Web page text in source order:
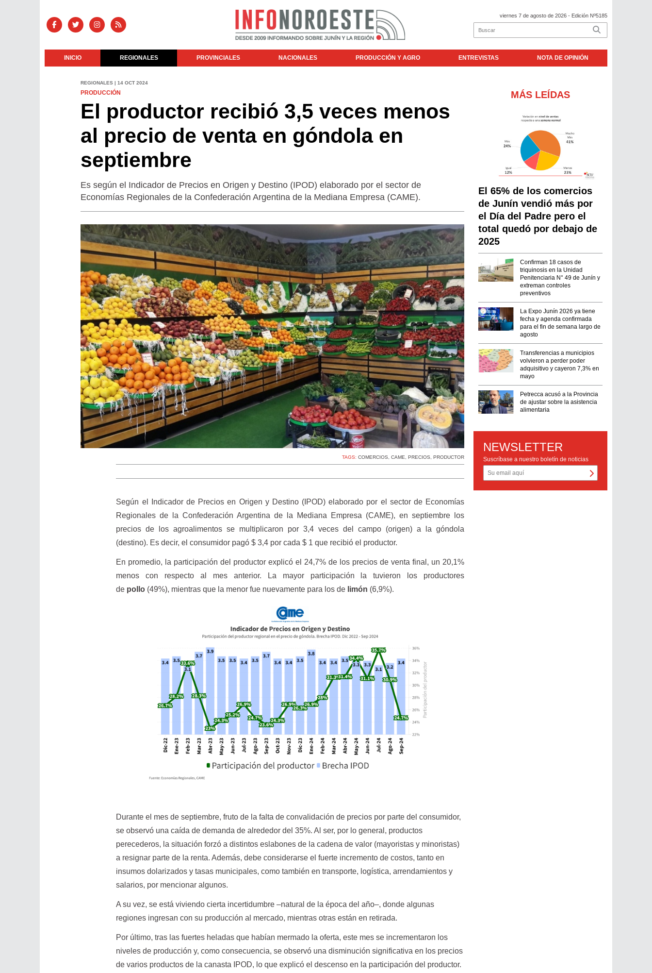
viernes 7 de agosto de 2026 - Edición Nº5185
INICIO REGIONALES PROVINCIALES NACIONALES PRODUCCIÓN Y AGRO ENTREVISTAS NOTA DE OPINIÓN
REGIONALES | 14 OCT 2024
PRODUCCIÓN
El productor recibió 3,5 veces menos
al precio de venta en góndola en
septiembre
Es según el Indicador de Precios en Origen y Destino (IPOD) elaborado por el sector de
Economías Regionales de la Confederación Argentina de la Mediana Empresa (CAME).
TAGS:COMERCIOS ,CAME ,PRECIOS ,PRODUCTOR
Según el Indicador de Precios en Origen y Destino (IPOD) elaborado por el sector de Economías
Regionales de la Confederación Argentina de la Mediana Empresa (CAME), en septiembre los
precios de los agroalimentos se multiplicaron por 3,4 veces del campo (origen) a la góndola
(destino). Es decir, el consumidor pagó $ 3,4 por cada $ 1 que recibió el productor.
En promedio, la participación del productor explicó el 24,7% de los precios de venta final, un 20,1%
menos con respecto al mes anterior. La mayor participación la tuvieron los productores
de pollo (49%), mientras que la menor fue nuevamente para los de limón (6,9%).
Durante el mes de septiembre, fruto de la falta de convalidación de precios por parte del consumidor,
se observó una caída de demanda de alrededor del 35%. Al ser, por lo general, productos
perecederos, la situación forzó a distintos eslabones de la cadena de valor (mayoristas y minoristas)
a resignar parte de la renta. Además, debe considerarse el fuerte incremento de costos, tanto en
insumos dolarizados y tasas municipales, como también en transporte, logística, arrendamientos y
salarios, por mencionar algunos.
A su vez, se está viviendo cierta incertidumbre –natural de la época del año–, donde algunas
regiones ingresan con su producción al mercado, mientras otras están en retirada.
Por último, tras las fuertes heladas que habían mermado la oferta, este mes se incrementaron los
niveles de producción y, como consecuencia, se observó una disminución significativa en los precios
de varios productos de la canasta IPOD, lo que explicó el descenso en la participación del productor.
MÁS LEÍDAS
El 65% de los comercios
de Junín vendió más por
el Día del Padre pero el
total quedó por debajo de
2025
Confirman 18 casos de
triquinosis en la Unidad
Penitenciaria N° 49 de Junín y
extreman controles
preventivos
La Expo Junín 2026 ya tiene
fecha y agenda confirmada
para el fin de semana largo de
agosto
Transferencias a municipios
volvieron a perder poder
adquisitivo y cayeron 7,3% en
mayo
Petrecca acusó a la Provincia
de ajustar sobre la asistencia
alimentaria
NEWSLETTER
Suscríbase a nuestro boletín de noticias